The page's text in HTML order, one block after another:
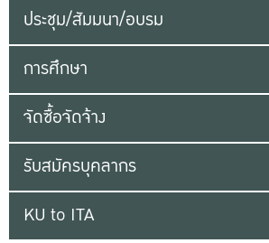
ประชุม/สัมมนา/อบรม
การศึกษา
จัดซื้อจัดจ้าง
รับสมัครบุคลากร
KU to ITA